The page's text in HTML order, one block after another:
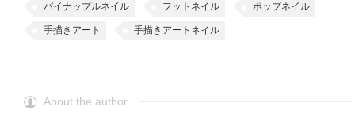
パイナップルネイル フットネイル ポップネイル
手描きアート 手描きアートネイル
About the author